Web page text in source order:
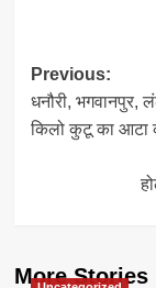
Post
Previous:
धनौरी, भगवानपुर,
किलो कुटू का आटा
More Stories